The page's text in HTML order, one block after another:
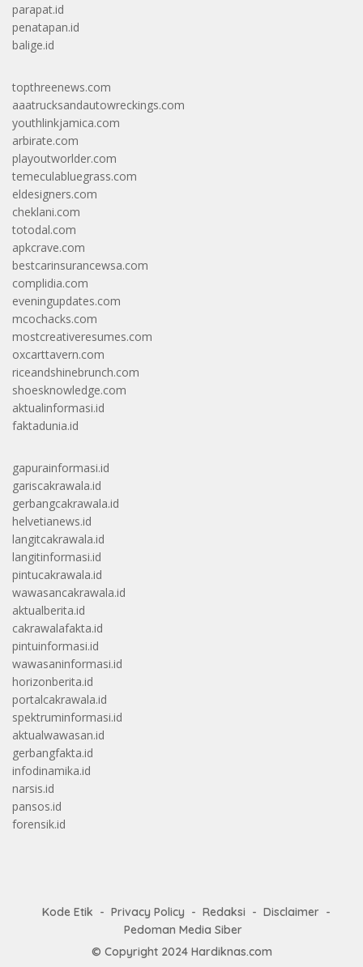
parapat.id
penatapan.id
balige.id
topthreenews.com
aaatrucksandautowreckings.com
youthlinkjamica.com
arbirate.com
playoutworlder.com
temeculabluegrass.com
eldesigners.com
cheklani.com
totodal.com
apkcrave.com
bestcarinsurancewsa.com
complidia.com
eveningupdates.com
mcochacks.com
mostcreativeresumes.com
oxcarttavern.com
riceandshinebrunch.com
shoesknowledge.com
aktualinformasi.id
faktadunia.id
gapurainformasi.id
gariscakrawala.id
gerbangcakrawala.id
helvetianews.id
langitcakrawala.id
langitinformasi.id
pintucakrawala.id
wawasancakrawala.id
aktualberita.id
cakrawalafakta.id
pintuinformasi.id
wawasaninformasi.id
horizonberita.id
portalcakrawala.id
spektruminformasi.id
aktualwawasan.id
gerbangfakta.id
infodinamika.id
narsis.id
pansos.id
forensik.id
Kode Etik Privacy Policy Redaksi
Disclaimer
Pedoman Media Siber
© Copyright 2024 Hardiknas.com